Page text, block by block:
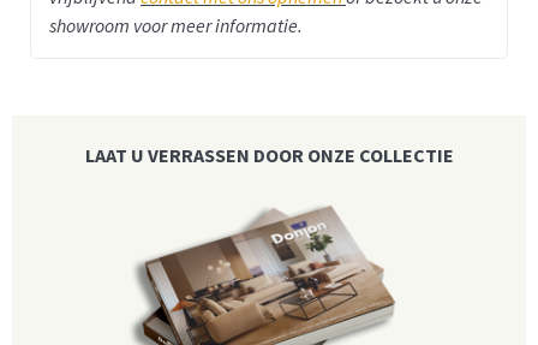
showroom voor meer informatie.
LAAT U VERRASSEN DOOR ONZE COLLECTIE